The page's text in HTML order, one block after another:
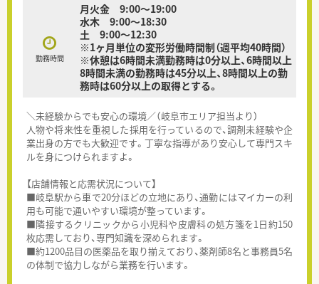
勤務時間
月火金 9:00〜19:00
水木 9:00〜18:30
土 9:00〜12:30
※1ヶ月単位の変形労働時間制（週平均40時間）
※休憩は6時間未満勤務時は0分以上、6時間以上
8時間未満の勤務時は45分以上、8時間以上の勤
務時は60分以上の取得とする。
＼未経験からでも安心の環境／（岐阜市エリア担当より）
人物や将来性を重視した採用を行っているので、調剤未経験や企
業出身の方でも大歓迎です。丁寧な指導があり安心して専門スキ
ルを身につけられますよ。
【店舗情報と応需状況について】
■岐阜駅から車で20分ほどの立地にあり、通勤にはマイカーの利
用も可能で通いやすい環境が整っています。
■隣接するクリニックから小児科や皮膚科の処方箋を1日約150
枚応需しており、専門知識を深められます。
■約1200品目の医薬品を取り揃えており、薬剤師8名と事務員5名
の体制で協力しながら業務を行います。